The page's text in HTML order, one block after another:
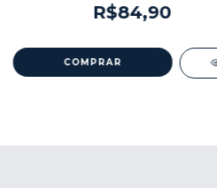
R$84,90
COMPRAR